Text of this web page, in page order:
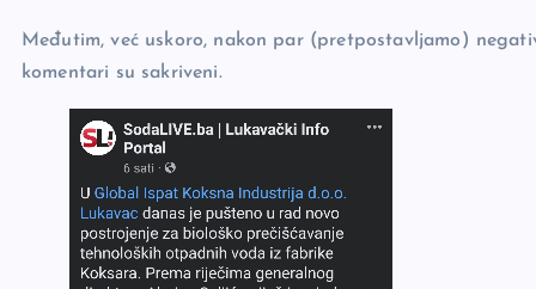
Međutim, već uskoro, nakon par (pretpostavljamo)
komentari su sakriveni.